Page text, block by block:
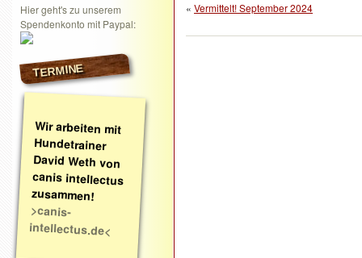
Hier geht's zu unserem
Spendenkonto mit Paypal:
TERMINE
Wir arbeiten mit
Hundetrainer
David Weth von
canis intellectus
zusammen!
>canis-
intellectus.de<
« Vermittelt! September 2024